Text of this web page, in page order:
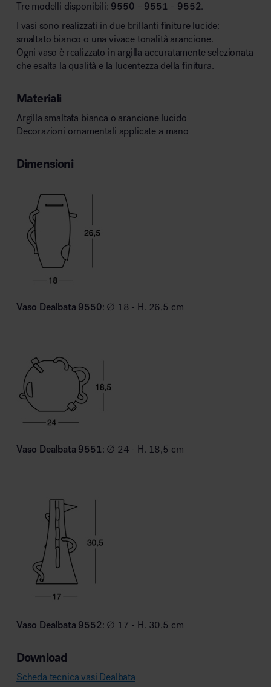
Tre modelli disponibili: 9550 – 9551 – 9552.
I vasi sono realizzati in due brillanti finiture lucide:
smaltato bianco o una vivace tonalità arancione.
Ogni vaso è realizzato in argilla accuratamente selezionata
che esalta la qualità e la lucentezza della finitura.
Materiali
Argilla smaltata bianca o arancione lucido
Decorazioni ornamentali applicate a mano
Dimensioni
Vaso Dealbata 9550: ∅ 18 - H. 26,5 cm
Vaso Dealbata 9551: ∅ 24 - H. 18,5 cm
Vaso Dealbata 9552: ∅ 17 - H. 30,5 cm
Download
Scheda tecnica vasi Dealbata